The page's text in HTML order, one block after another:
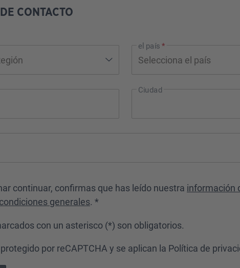
CONTACTO
el país *
Ciudad
continuar, confirmas que has leído nuestra información
generales. *
con un asterisco (*) son obligatorios.
por reCAPTCHA y se aplican la Política de